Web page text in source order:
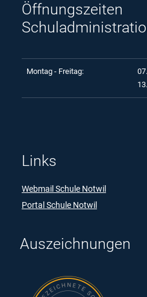
Öffnungszeiten
Montag - Freitag:
Links
Webmail Schule Notwil
Portal Schule Notwil
Auszeichnungen